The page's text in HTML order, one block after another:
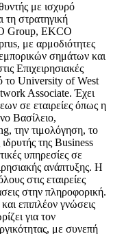
με ισχυρό
τη στρατηγική
Group, EKCO
με αρμοδιότητες
σημάτων και
Επιχειρησιακές
το University of West
Associate. Έχει
σε εταιρείες όπως η
Βασίλειο,
την τιμολόγηση, το
της Business
υπηρεσίες σε
ανάπτυξης. Η
στις εταιρείες
στην πληροφορική.
επιπλέον γνώσεις
για τον
με συνεπή